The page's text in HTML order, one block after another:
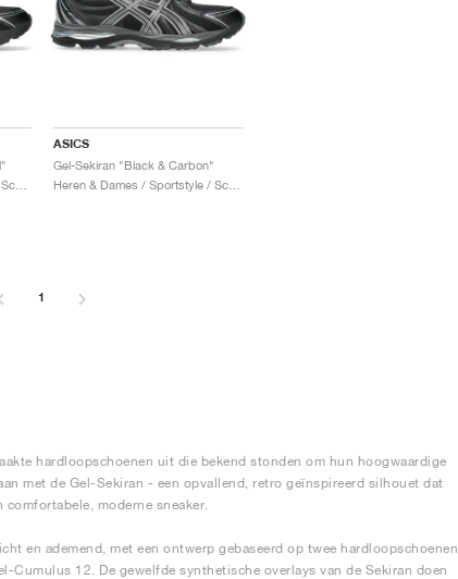
Heren & Dames / Sportstyle / Schoenen
ASICS
Gel-Sekiran "Black & Carbon"
Heren & Dames / Sportstyle / Schoenen
1
hardloopschoenen uit die bekend stonden om hun hoogwaardige
met de Gel-Sekiran - een opvallend, retro geïnspireerd silhouet dat
moderne sneaker.
en ademend, met een ontwerp gebaseerd op twee hardloopschoenen
12. De gewelfde synthetische overlays van de Sekiran doen